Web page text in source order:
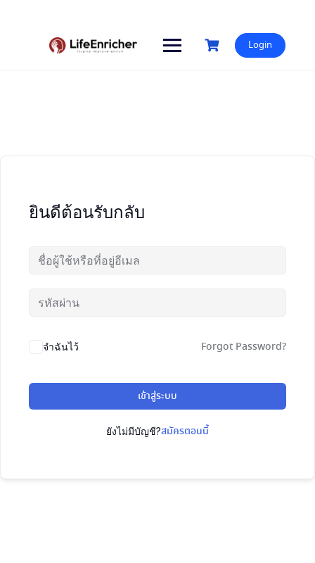
Login
ยินดีต้อนรับกลับ
จำฉันไว้ Forgot Password?
เข้าสู่ระบบ
ยังไม่มีบัญชี?สมัครตอนนี้